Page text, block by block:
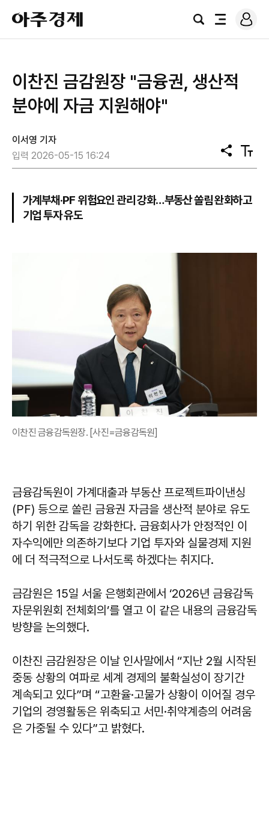
아
주
경
검
전
로
그
이찬진 금감원장 "금융권, 생산적
분야에 자금 지원해야"
이서영 기자
입력 2026-05-15 16:24
공
유
텍
스
기
가계부채·PF 위험요인 관리 강화…부동산 쏠림 완화하고
기업 투자 유도
이찬진 금융감독원장. [사진=금융감독원]
금융감독원이 가계대출과 부동산 프로젝트파이낸싱
(PF) 등으로 쏠린 금융권 자금을 생산적 분야로 유도
하기 위한 감독을 강화한다. 금융회사가 안정적인 이
자수익에만 의존하기보다 기업 투자와 실물경제 지원
에 더 적극적으로 나서도록 하겠다는 취지다.
금감원은 15일 서울 은행회관에서 ‘2026년 금융감독
자문위원회 전체회의’를 열고 이 같은 내용의 금융감독
방향을 논의했다.
이찬진 금감원장은 이날 인사말에서 “지난 2월 시작된
중동 상황의 여파로 세계 경제의 불확실성이 장기간
계속되고 있다”며 “고환율·고물가 상황이 이어질 경우
기업의 경영활동은 위축되고 서민·취약계층의 어려움
은 가중될 수 있다”고 밝혔다.